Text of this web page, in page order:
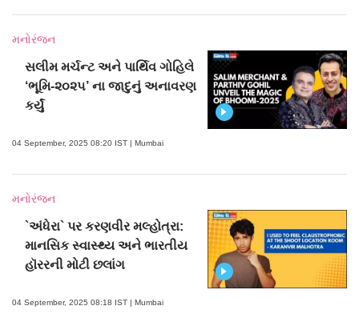
મનોરંજન
સલીમ મર્ચન્ટ અને પાર્થિવ ગોહિલે
‘ભૂમિ-૨૦૨૫’ ના જાદુનું અનાવરણ
કર્યું
04 September, 2025 08:20 IST | Mumbai
મનોરંજન
`અંધેરા` પર કરણવીર મલ્હોત્રા:
માનસિક સ્વાસ્થ્ય અને ભારતીય
હૉરરની મોટી છલાંગ
04 September, 2025 08:18 IST | Mumbai